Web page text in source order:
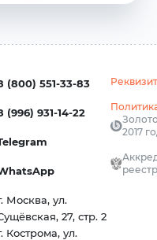
2017
(800) 551-33-83
(996) 931-14-22
Москва, ул.
27, стр. 2
Кострома, ул.